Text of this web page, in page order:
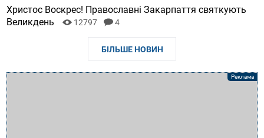
Христос Воскрес! Православні Закарпаття святкують
Великдень
12797 4
БІЛЬШЕ НОВИН